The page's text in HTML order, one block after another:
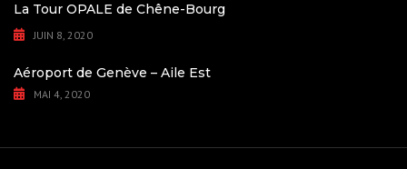
La Tour OPALE de Chêne-Bourg
JUIN 8, 2020
Aéroport de Genève – Aile Est
MAI 4, 2020